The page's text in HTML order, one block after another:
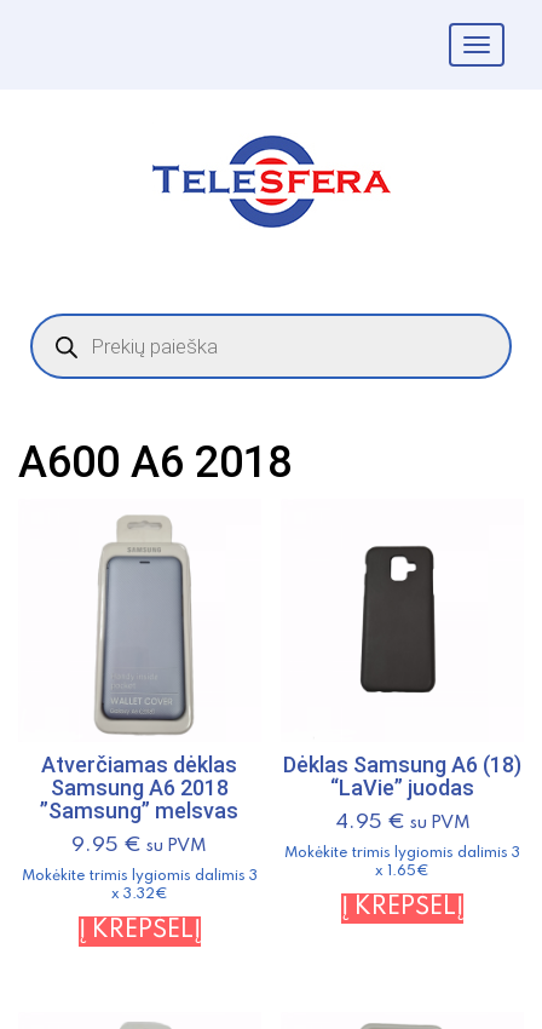
Products
search
A600 A6 2018
Atverčiamas dėklas
Samsung A6 2018
”Samsung” melsvas
9.95 € su PVM
Mokėkite trimis lygiomis dalimis 3
x 3.32€
Į KREPŠELĮ
Dėklas Samsung A6 (18)
“LaVie” juodas
4.95 € su PVM
Mokėkite trimis lygiomis dalimis 3
x 1.65€
Į KREPŠELĮ